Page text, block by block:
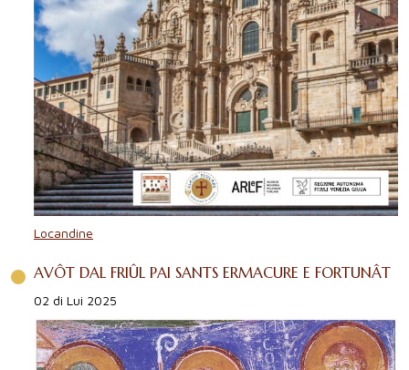
Locandine
AVÔT DAL FRIÛL PAI SANTS ERMACURE E FORTUNÂT
02 di Lui 2025